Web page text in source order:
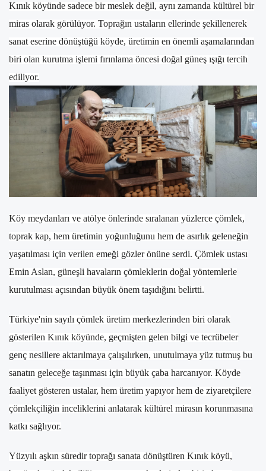
Kınık köyünde sadece bir meslek değil, aynı zamanda kültürel bir
miras olarak görülüyor. Toprağın ustaların ellerinde şekillenerek
sanat eserine dönüştüğü köyde, üretimin en önemli aşamalarından
biri olan kurutma işlemi fırınlama öncesi doğal güneş ışığı tercih
ediliyor.
Köy meydanları ve atölye önlerinde sıralanan yüzlerce çömlek,
toprak kap, hem üretimin yoğunluğunu hem de asırlık geleneğin
yaşatılması için verilen emeği gözler önüne serdi. Çömlek ustası
Emin Aslan, güneşli havaların çömleklerin doğal yöntemlerle
kurutulması açısından büyük önem taşıdığını belirtti.
Türkiye'nin sayılı çömlek üretim merkezlerinden biri olarak
gösterilen Kınık köyünde, geçmişten gelen bilgi ve tecrübeler
genç nesillere aktarılmaya çalışılırken, unutulmaya yüz tutmuş bu
sanatın geleceğe taşınması için büyük çaba harcanıyor. Köyde
faaliyet gösteren ustalar, hem üretim yapıyor hem de ziyaretçilere
çömlekçiliğin inceliklerini anlatarak kültürel mirasın korunmasına
katkı sağlıyor.
Yüzyılı aşkın süredir toprağı sanata dönüştüren Kınık köyü,